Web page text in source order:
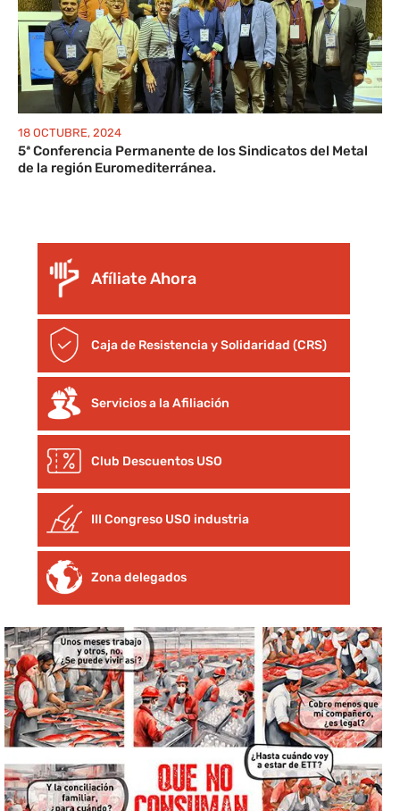
18 OCTUBRE, 2024
5ª Conferencia Permanente de los Sindicatos del Metal
de la región Euromediterránea.
Afíliate Ahora
Caja de Resistencia y Solidaridad (CRS)
Servicios a la Afiliación
Club Descuentos USO
III Congreso USO industria
Zona delegados